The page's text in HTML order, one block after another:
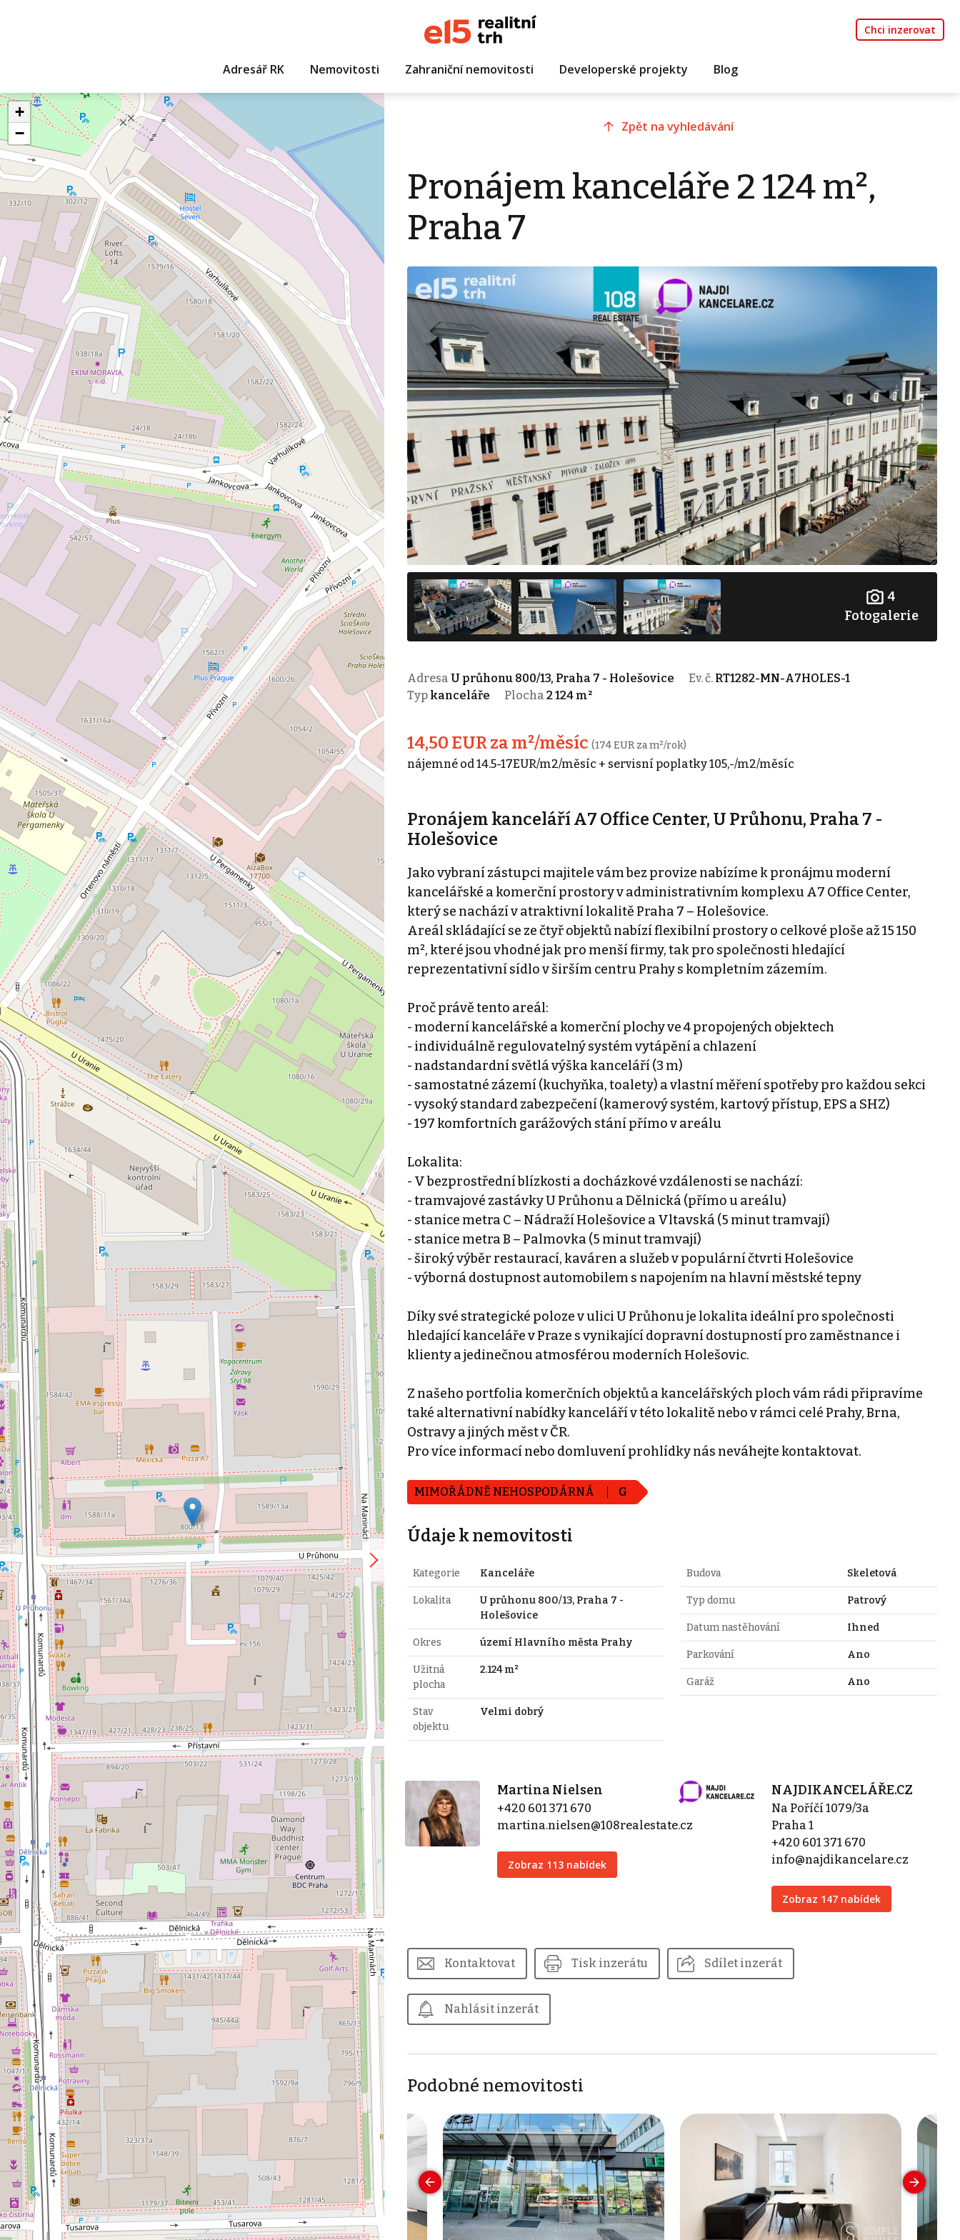
Chci inzerovat
Adresář RK Nemovitosti Zahraniční nemovitosti Developerské projekty Blog
+
−
Zpět na vyhledávání
Pronájem kanceláře 2 124 m²,
Praha 7
4
Fotogalerie
Adresa U průhonu 800/13, Praha 7 - Holešovice Ev. č. RT1282-MN-A7HOLES-1
Typ kanceláře Plocha 2 124 m²
14,50 EUR za m²/měsíc (174 EUR za m²/rok)
nájemné od 14.5-17EUR/m2/měsíc + servisní poplatky 105,-/m2/měsíc
Pronájem kanceláří A7 Office Center, U Průhonu, Praha 7 -
Holešovice
Jako vybraní zástupci majitele vám bez provize nabízíme k pronájmu moderní
kancelářské a komerční prostory v administrativním komplexu A7 Office Center,
který se nachází v atraktivní lokalitě Praha 7 – Holešovice.
Areál skládající se ze čtyř objektů nabízí flexibilní prostory o celkové ploše až 15 150
m², které jsou vhodné jak pro menší firmy, tak pro společnosti hledající
reprezentativní sídlo v širším centru Prahy s kompletním zázemím.
Proč právě tento areál:
- moderní kancelářské a komerční plochy ve 4 propojených objektech
- individuálně regulovatelný systém vytápění a chlazení
- nadstandardní světlá výška kanceláří (3 m)
- samostatné zázemí (kuchyňka, toalety) a vlastní měření spotřeby pro každou sekci
- vysoký standard zabezpečení (kamerový systém, kartový přístup, EPS a SHZ)
- 197 komfortních garážových stání přímo v areálu
Lokalita:
- V bezprostřední blízkosti a docházkové vzdálenosti se nachází:
- tramvajové zastávky U Průhonu a Dělnická (přímo u areálu)
- stanice metra C – Nádraží Holešovice a Vltavská (5 minut tramvají)
- stanice metra B – Palmovka (5 minut tramvají)
- široký výběr restaurací, kaváren a služeb v populární čtvrti Holešovice
- výborná dostupnost automobilem s napojením na hlavní městské tepny
Díky své strategické poloze v ulici U Průhonu je lokalita ideální pro společnosti
hledající kanceláře v Praze s vynikající dopravní dostupností pro zaměstnance i
klienty a jedinečnou atmosférou moderních Holešovic.
Z našeho portfolia komerčních objektů a kancelářských ploch vám rádi připravíme
také alternativní nabídky kanceláří v této lokalitě nebo v rámci celé Prahy, Brna,
Ostravy a jiných měst v ČR.
Pro více informací nebo domluvení prohlídky nás neváhejte kontaktovat.
MIMOŘÁDNĚ NEHOSPODÁRNÁ G
Údaje k nemovitosti
Kategorie Kanceláře
Lokalita
U průhonu 800/13, Praha 7 -
Holešovice
Okres území Hlavního města Prahy
Užitná
plocha
2.124 m²
Stav
objektu
Velmi dobrý
Budova Skeletová
Typ domu Patrový
Datum nastěhování Ihned
Parkování Ano
Garáž Ano
Martina Nielsen
+420 601 371 670
martina.nielsen@108realestate.cz
Zobraz 113 nabídek
NAJDIKANCELÁŘE.CZ
Na Poříčí 1079/3a
Praha 1
+420 601 371 670
info@najdikancelare.cz
Zobraz 147 nabídek
Kontaktovat Tisk inzerátu Sdílet inzerát
Nahlásit inzerát
Podobné nemovitosti